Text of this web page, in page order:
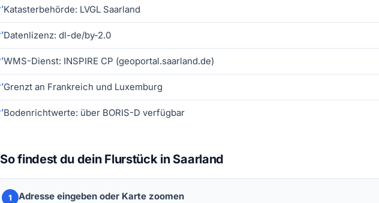
Katasterbehörde: LVGL Saarland
Datenlizenz: dl-de/by-2.0
WMS-Dienst: INSPIRE CP (geoportal.saarland.de)
Grenzt an Frankreich und Luxemburg
Bodenrichtwerte: über BORIS-D verfügbar
So findest du dein Flurstück in Saarland
1
Adresse eingeben oder Karte zoomen